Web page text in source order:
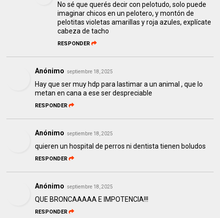
No sé que querés decir con pelotudo, solo puede
imaginar chicos en un pelotero, y montón de
pelotitas violetas amarillas y roja azules, explícate
cabeza de tacho
RESPONDER
Anónimo septiembre 18, 2025
Hay que ser muy hdp para lastimar a un animal , que lo
metan en cana a ese ser despreciable
RESPONDER
Anónimo septiembre 18, 2025
quieren un hospital de perros ni dentista tienen boludos
RESPONDER
Anónimo septiembre 18, 2025
QUE BRONCAAAAA E IMPOTENCIA!!!
RESPONDER